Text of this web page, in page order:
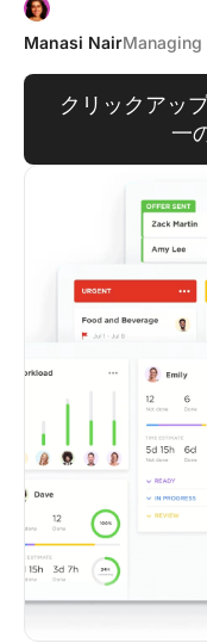
Manasi NairManaging
クリックアッ
一